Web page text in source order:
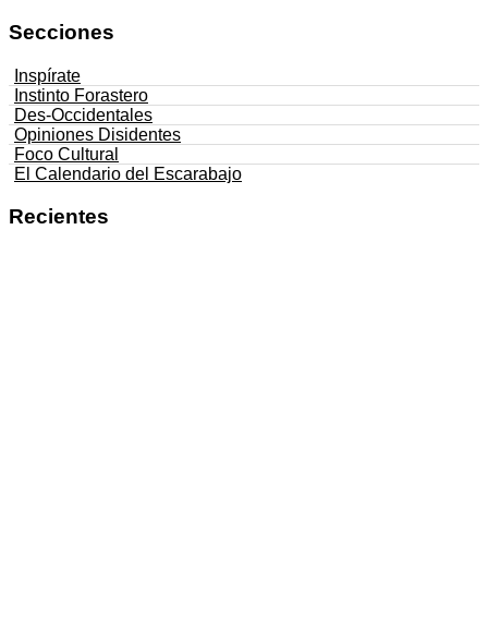
Secciones
Inspírate
Instinto Forastero
Des-Occidentales
Opiniones Disidentes
Foco Cultural
El Calendario del Escarabajo
Recientes